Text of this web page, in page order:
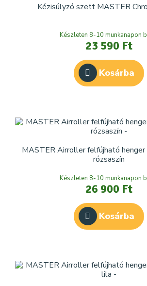
Kézisúlyzó szett MASTER
Készleten 8-10 munkanapon
23 590 Ft
Kosárba
MASTER Airroller felfújható
rózsaszín
Készleten 8-10 munkanapon
26 900 Ft
Kosárba